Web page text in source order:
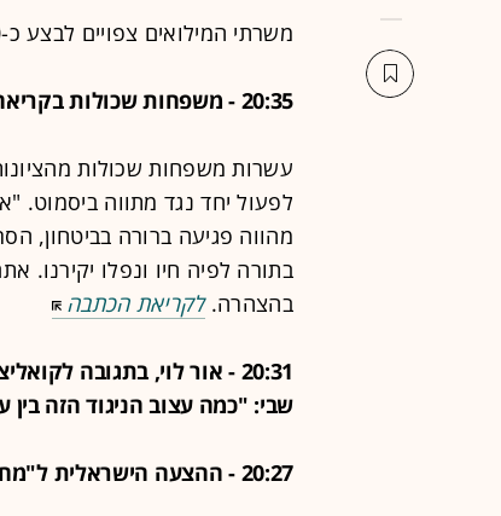
משרתי המילואים צפויים לבצע כ-60 ימים בערך בשנת 2026
20:35 - משפחות שכולות בקריאה לסמוטריץ: "אל תיתן יד לחוק הגיוס"
עשרות משפחות שכולות
לפעול יחד נגד מתווה ביסמוט.
מהווה פגיעה ברורה בביטחון,
בתורה לפיה חיו ונפלו יקירנו.
בהצהרה.לקריאת הכתבה
20:31 - אור לוי, בתגובה
שבי: "כמה עצוב הניגוד הזה בין עם ישראל
20:27 - ההצעה הישראלית ל"מחבלים הכלואים" במנהרות ברפיח